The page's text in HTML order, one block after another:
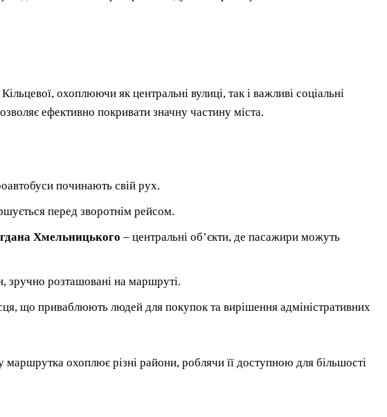
охоплюючи як центральні вулиці, так і важливі соціальні
ефективно покривати значну частину міста.
починають свій рух.
перед зворотнім рейсом.
Хмельницького – центральні об’єкти, де пасажири можуть
зручно розташовані на маршруті.
що приваблюють людей для покупок та вирішення адміністративних
охоплює різні райони, роблячи її доступною для більшості